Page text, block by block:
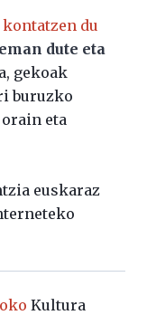
kontatzen du
dute eta
gekoak
buruzko
eta
euskaraz
Kultura